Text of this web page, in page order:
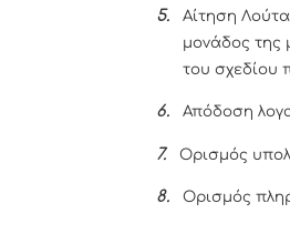
5.
Αίτηση
μονάδος της
του σχεδίου
6. Απόδοση
7. Ορισμός
8. Ορισμός